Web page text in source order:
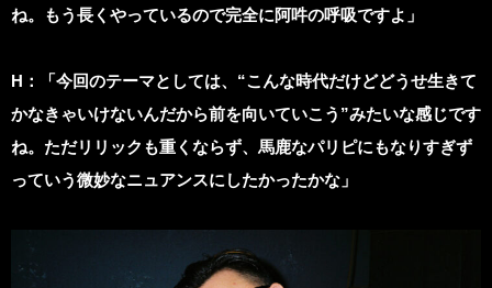
ね。もう長くやっているので完全に阿吽の呼吸ですよ」
H ：「今回のテーマとしては、“こんな時代だけどどうせ生きて
かなきゃいけないんだから前を向いていこう”みたいな感じです
ね。ただリリックも重くならず、馬鹿なパリピにもなりすぎず
っていう微妙なニュアンスにしたかったかな」